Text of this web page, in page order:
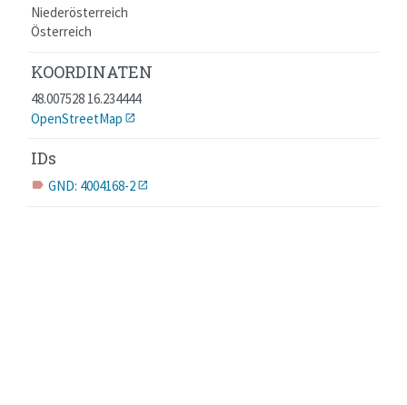
Niederösterreich
Österreich
KOORDINATEN
48.007528 16.234444
OpenStreetMap
IDs
label GND: 4004168-2